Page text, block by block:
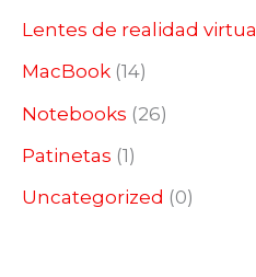
Lentes de realidad virtual
MacBook (14)
Notebooks (26)
Patinetas (1)
Uncategorized (0)